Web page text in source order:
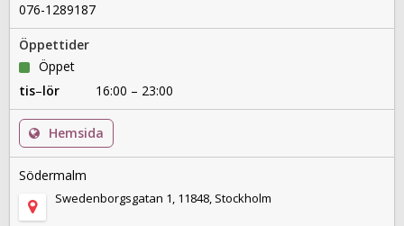
076-1289187
Öppettider
Öppet
tis–lör 16:00 – 23:00
Hemsida
Södermalm
Swedenborgsgatan 1, 11848, Stockholm